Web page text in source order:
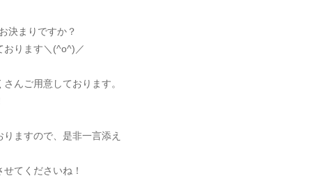
決まりですか？
おります＼(^o^)／
んご用意しております。
ますので、是非一言添え
てくださいね！